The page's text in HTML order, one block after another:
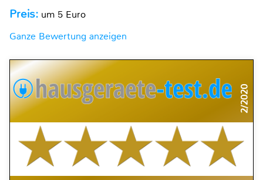
Preis: um 5 Euro
Ganze Bewertung anzeigen
2/2020